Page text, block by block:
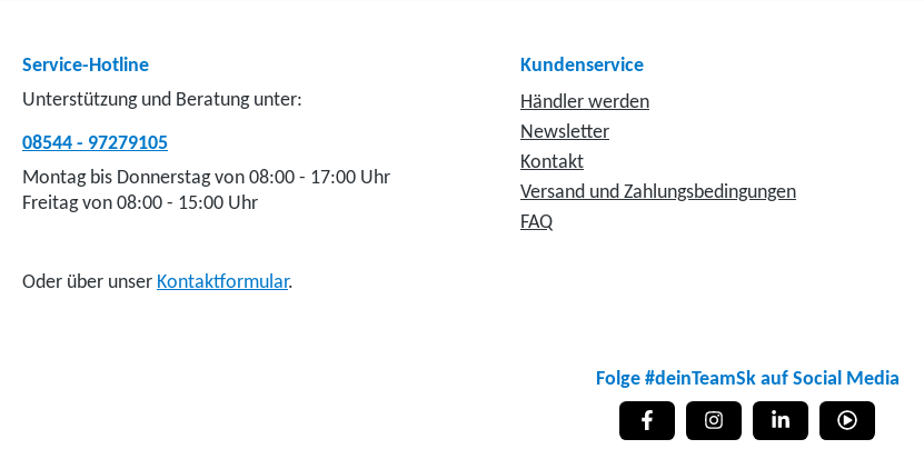
Service-Hotline
Unterstützung und Beratung unter:
08544 - 97279105
Montag bis Donnerstag von 08:00 - 17:00 Uhr
Freitag von 08:00 - 15:00 Uhr
Oder über unser Kontaktformular.
Kundenservice
Händler werden
Newsletter
Kontakt
Versand und Zahlungsbedingungen
FAQ
Folge #deinTeamSk auf Social Media